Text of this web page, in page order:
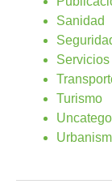
Sanidad
Turismo